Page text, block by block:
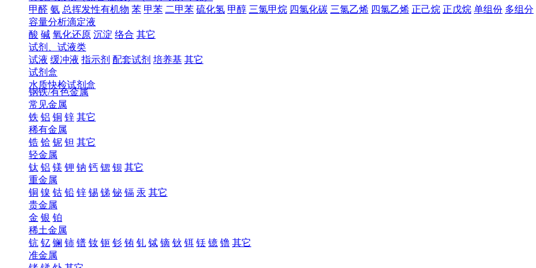
甲醛 氨 总挥发性有机物 苯 甲苯 二甲苯 硫化氢 甲醇 三氯甲烷 四氯化碳 三氯乙烯 四氯乙烯 正己烷 正戊烷 单组份 多组分
容量分析滴定液
酸 碱 氧化还原 沉淀 络合 其它
试剂、试液类
试液 缓冲液 指示剂 配套试剂 培养基 其它
试剂盒
水质快检试剂盒
钢铁/有色金属
常见金属
铁 铝 铜 锌 其它
稀有金属
锆 铪 铌 钽 其它
轻金属
钛 铝 镁 钾 钠 钙 锶 钡 其它
重金属
铜 镍 钴 铅 锌 锡 锑 铋 镉 汞 其它
贵金属
金 银 铂
稀土金属
钪 钇 镧 铈 镨 钕 钷 钐 铕 钆 铽 镝 钬 铒 铥 镱 镥 其它
准金属